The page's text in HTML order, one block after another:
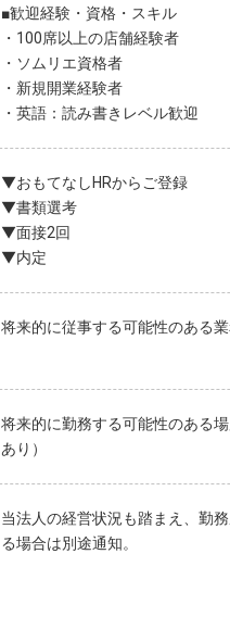
■歓迎経験・資格・スキル
・100席以上の店舗経験者
・ソムリエ資格者
・新規開業経験者
・英語：読み書きレベル歓迎
▼おもてなしHRからご登録
▼書類選考
▼面接2回
▼内定
将来的に従事する可能性のある
将来的に勤務する可能性のある
あり）
当法人の経営状況も踏まえ、勤
る場合は別途通知。